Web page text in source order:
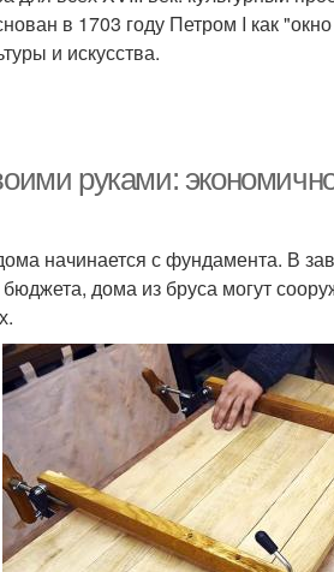
в 1703 году Петром I как
и искусства.
руками:
начинается с фундамента. В
бюджета, дома из бруса могут